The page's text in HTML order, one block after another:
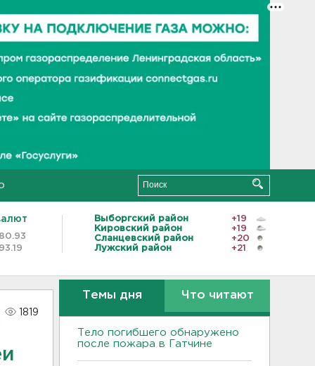
Выборгский район
+19
Кировский район
+19
Сланцевский район
+20
Лужский район
+21
1819
Темы дня Что читают
Тело погибшего обнаружено
после пожара в Гатчине